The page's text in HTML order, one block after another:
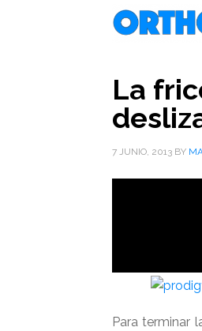
La
7 JUNIO, 2013 BY
Para terminar